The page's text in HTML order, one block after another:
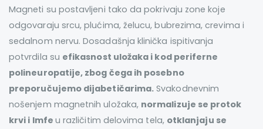
Magneti su postavljeni tako da pokrivaju zone koje
odgovaraju srcu, plućima, želucu, bubrezima, crevima i
sedalnom nervu. Dosadašnja klinička ispitivanja
potvrdila su efikasnost uložaka i kod periferne
polineuropatije, zbog čega ih posebno
preporučujemo dijabetičarima. Svakodnevnim
nošenjem magnetnih uložaka, normalizuje se protok
krvi i lmfe u različitim delovima tela, otklanjaju se